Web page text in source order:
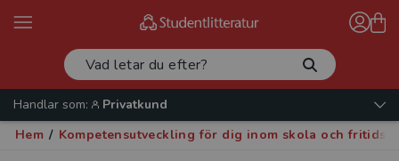
Handlar som:
Privatkund
Hem / Kompetensutveckling för dig inom skola och